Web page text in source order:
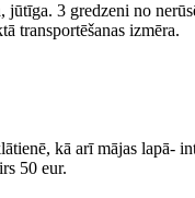
3 gredzeni no
transportēšanas izmēra.
kā arī mājas lapā-
50 eur.